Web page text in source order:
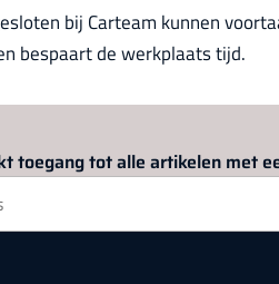
bij Carteam kunnen
bespaart de werkplaats tijd.
toegang tot alle artikelen met